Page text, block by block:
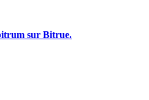
sur Bitrue.